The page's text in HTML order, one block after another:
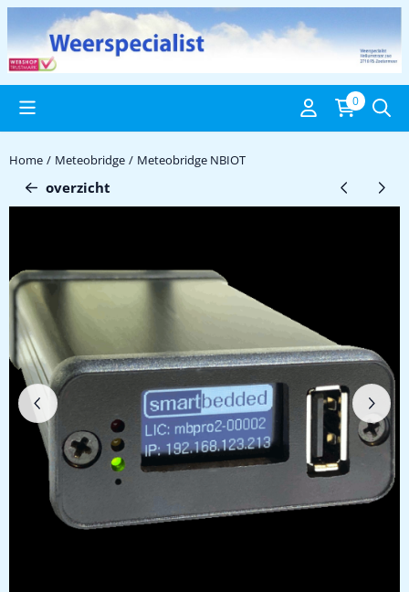
Cookievoorkeuren zijn beschikbaar. Kies instellingen of sta alle
0
Home / Meteobridge / Meteobridge NBIOT
overzicht